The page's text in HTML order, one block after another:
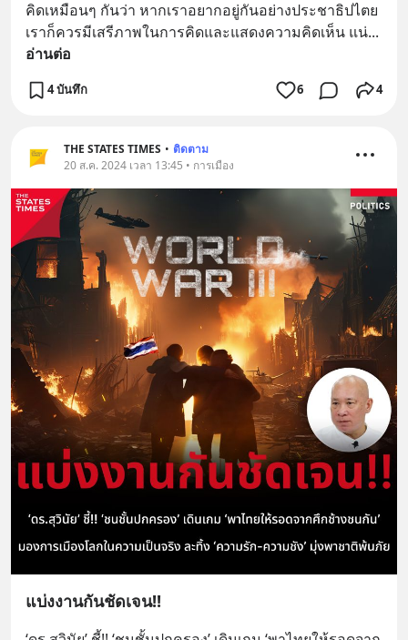
คิดเหมือนๆ กันว่า หากเราอยากอยู่กันอย่างประชาธิปไตย
เราก็ควรมีเสรีภาพในการคิดและแสดงความคิดเห็น แน่
อ่านต่อ
4 บันทึก 6 4
THE STATES TIMES • ติดตาม
20 ส.ค. 2024 เวลา 13:45 • การเมือง
แบ่งงานกันชัดเจน!!